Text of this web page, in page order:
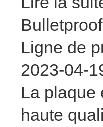
Ligne de
2023-04-
La plaque
haute